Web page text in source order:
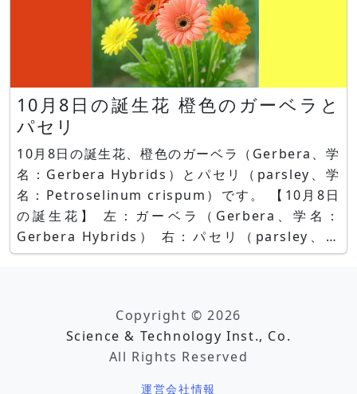
10月8日の誕生花 橙色のガーベラと
パセリ
10月8日の誕生花、橙色のガーベラ（Gerbera、学
名：Gerbera Hybrids）とパセリ（parsley、学
名：Petroselinum crispum）です。 【10月8日
の誕生花】 左：ガーベラ（Gerbera、学名：
Gerbera Hybrids） 右：パセリ（parsley、学
名：Petroselinum crispum） ガーベラとは ガー
Copyright © 2026
Science & Technology Inst., Co.
All Rights Reserved
運営会社情報